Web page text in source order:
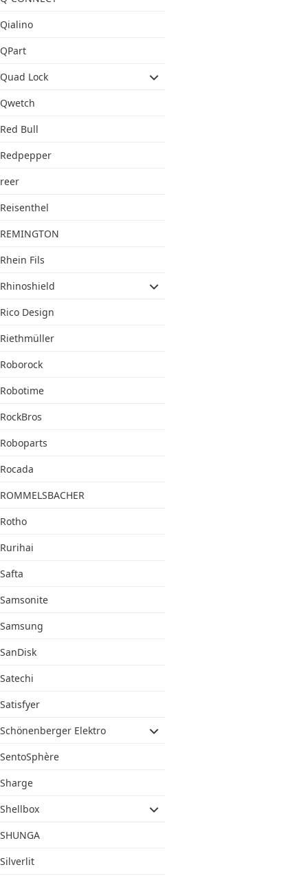
Qialino
QPart
Quad Lock
Qwetch
Red Bull
Redpepper
reer
Reisenthel
REMINGTON
Rhein Fils
Rhinoshield
Rico Design
Riethmüller
Roborock
Robotime
RockBros
Roboparts
Rocada
ROMMELSBACHER
Rotho
Rurihai
Safta
Samsonite
Samsung
SanDisk
Satechi
Satisfyer
Schönenberger Elektro
SentoSphère
Sharge
Shellbox
SHUNGA
Silverlit